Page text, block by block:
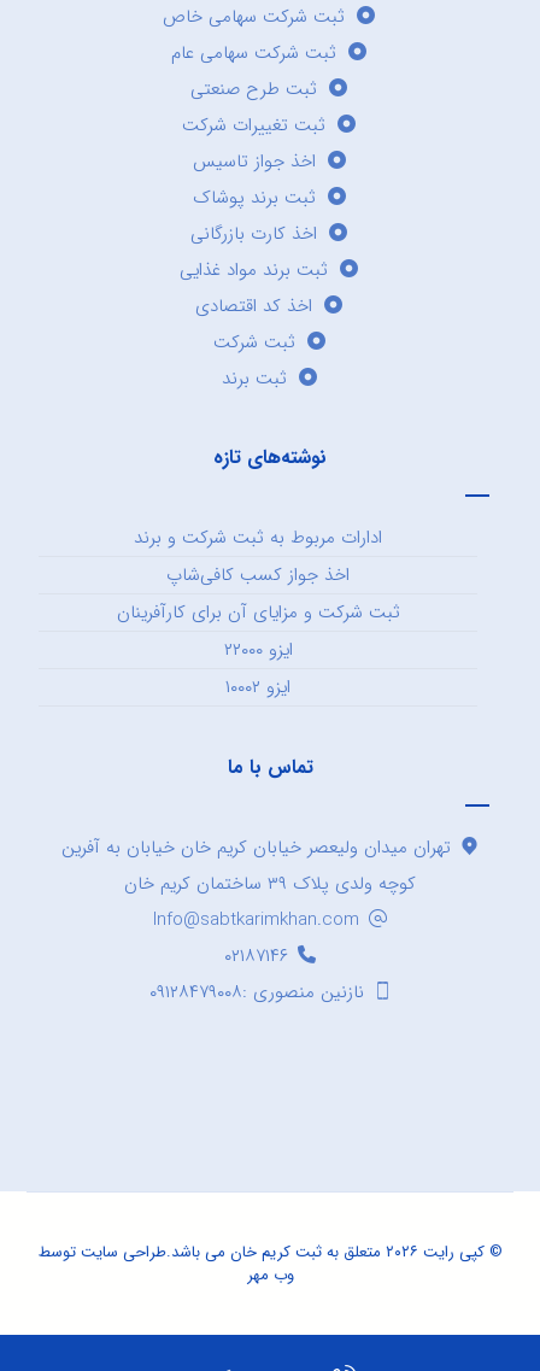
ثبت شرکت سهامی خاص
ثبت شرکت سهامی عام
ثبت طرح صنعتی
ثبت تغییرات شرکت
اخذ جواز تاسیس
ثبت برند پوشاک
اخذ کارت بازرگانی
ثبت برند مواد غذایی
اخذ کد اقتصادی
ثبت شرکت
ثبت برند
نوشته‌های تازه
ادارات مربوط به ثبت شرکت و برند
اخذ جواز کسب کافی‌شاپ
ثبت شرکت و مزایای آن برای کارآفرینان
ایزو ۲۲۰۰۰
ایزو ۱۰۰۰۲
تماس با ما
تهران میدان ولیعصر خیابان کریم خان خیابان به آفرین
کوچه ولدی پلاک ۳۹ ساختمان کریم خان
Info@sabtkarimkhan.com
۰۲۱۸۷۱۴۶
نازنین منصوری :۰۹۱۲۸۴۷۹۰۰۸
© کپی رایت ۲۰۲۶ متعلق به ثبت کریم خان می باشد. طراحی سایتتوسط
وب مهر